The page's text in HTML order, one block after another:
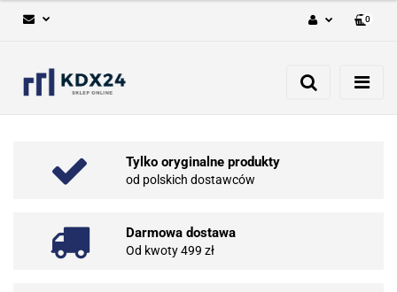
Zarejestruj się
0
Tylko oryginalne produkty
od polskich dostawców
Darmowa dostawa
Od kwoty 499 zł